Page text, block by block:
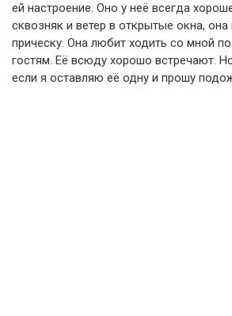
ей настроение. Оно у неё всегда
сквозняк и ветер в открытые окна,
прическу. Она любит ходить со мной
гостям. Её всюду хорошо встречают.
если я оставляю её одну и прошу